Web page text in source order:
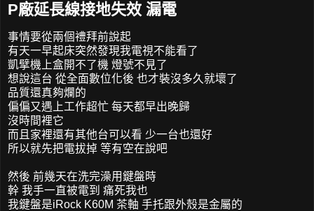
P廠延長線接地失效 漏電
事情要從兩個禮拜前說起
有天一早起床突然發現我電視不能看了
凱擘機上盒開不了機 燈號不見了
想說這台 從全面數位化後 也才裝沒多久就壞了
品質還真夠爛的
偏偏又遇上工作超忙 每天都早出晚歸
沒時間裡它
而且家裡還有其他台可以看 少一台也還好
所以就先把電拔掉 等有空在說吧
然後 前幾天在洗完澡用鍵盤時
幹 我手一直被電到 痛死我也
我鍵盤是iRock K60M 茶軸 手托跟外殼是金屬的